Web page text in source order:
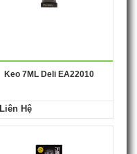
Keo 7ML Deli EA22010
Liên Hệ